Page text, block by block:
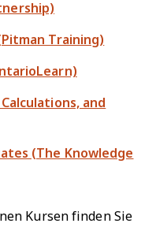
Training)
and
(The Knowledge
Kursen finden Sie